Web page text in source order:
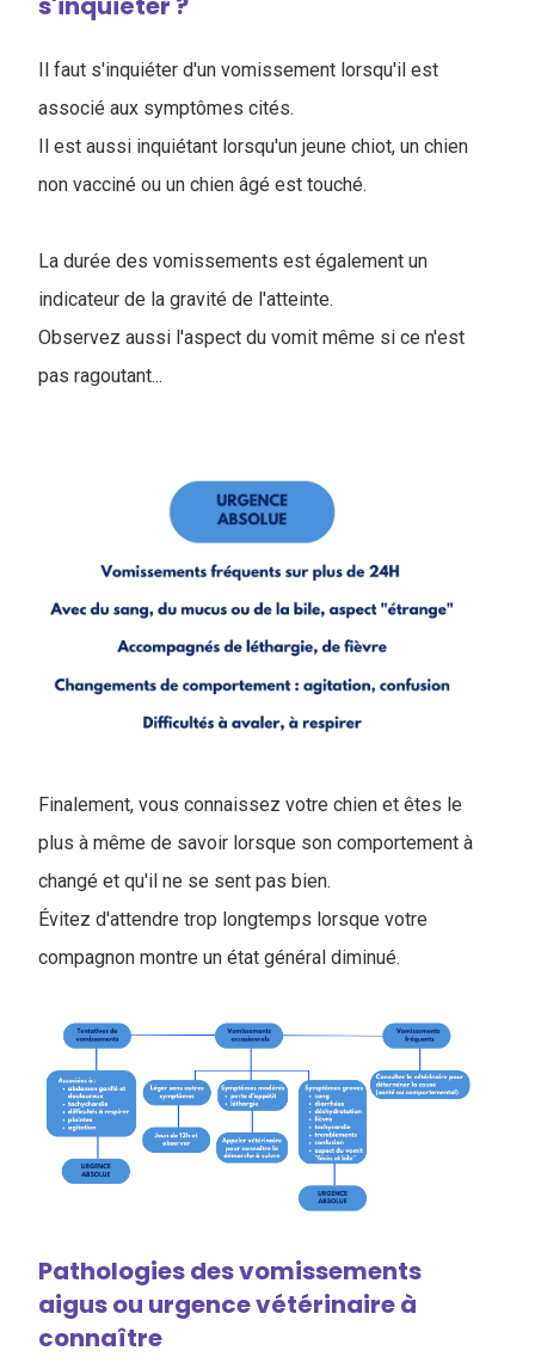
Il faut s'inquiéter d'un vomissement lorsqu'il est
associé aux symptômes cités.
Il est aussi inquiétant lorsqu'un jeune chiot, un chien
non vacciné ou un chien âgé est touché.
La durée des vomissements est également un
indicateur de la gravité de l'atteinte.
Observez aussi l'aspect du vomit même si ce n'est
pas ragoutant...
Finalement, vous connaissez votre chien et êtes le
plus à même de savoir lorsque son comportement à
changé et qu'il ne se sent pas bien.
Évitez d'attendre trop longtemps lorsque votre
compagnon montre un état général diminué.
Pathologies des vomissements
aigus ou urgence vétérinaire à
connaître